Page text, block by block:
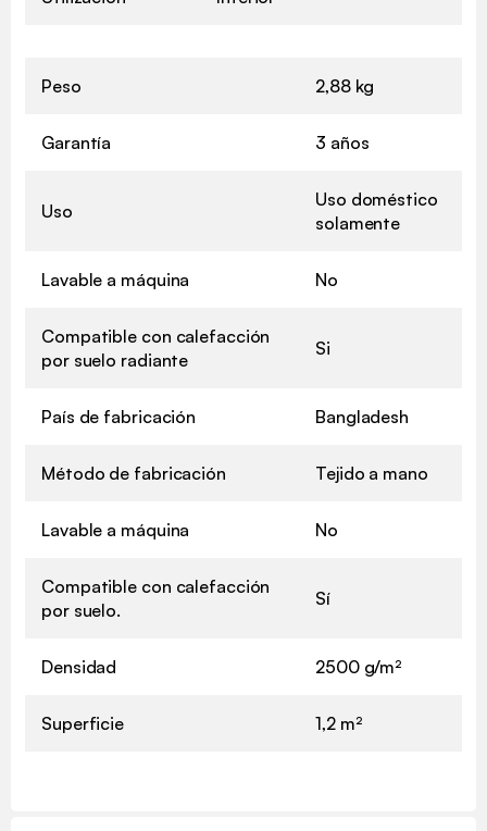
Peso 2,88 kg
Garantía 3 años
Uso
Uso doméstico
solamente
Lavable a máquina No
Compatible con calefacción
por suelo radiante
Si
País de fabricación Bangladesh
Método de fabricación Tejido a mano
Lavable a máquina No
Compatible con calefacción
por suelo.
Sí
Densidad 2500 g/m²
Superficie 1,2 m²